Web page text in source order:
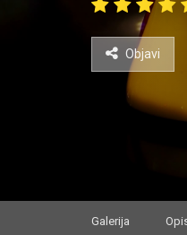
Objavi
Galerija